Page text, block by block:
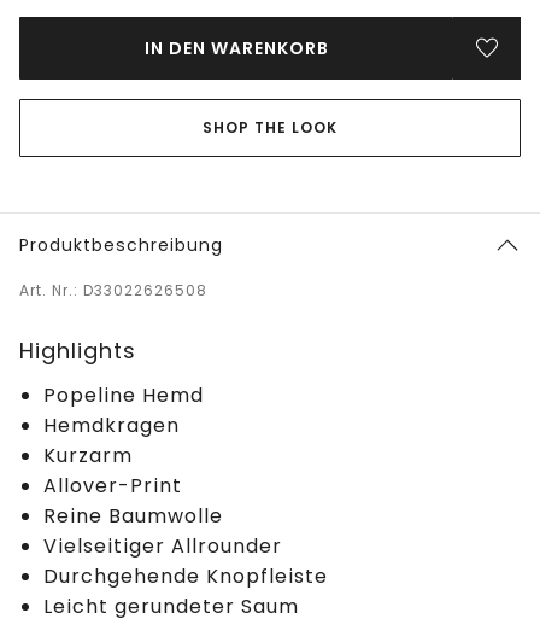
IN DEN WARENKORB
SHOP THE LOOK
Produktbeschreibung
Art. Nr.: D33022626508
Highlights
Popeline Hemd
Hemdkragen
Kurzarm
Allover-Print
Reine Baumwolle
Vielseitiger Allrounder
Durchgehende Knopfleiste
Leicht gerundeter Saum